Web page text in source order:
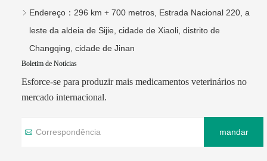
Endereço： 296 km + 700 metros, Estrada Nacional 220, a
leste da aldeia de Sijie, cidade de Xiaoli, distrito de
Changqing, cidade de Jinan
Boletim de Notícias
Esforce-se para produzir mais medicamentos veterinários no
mercado internacional.
mandar